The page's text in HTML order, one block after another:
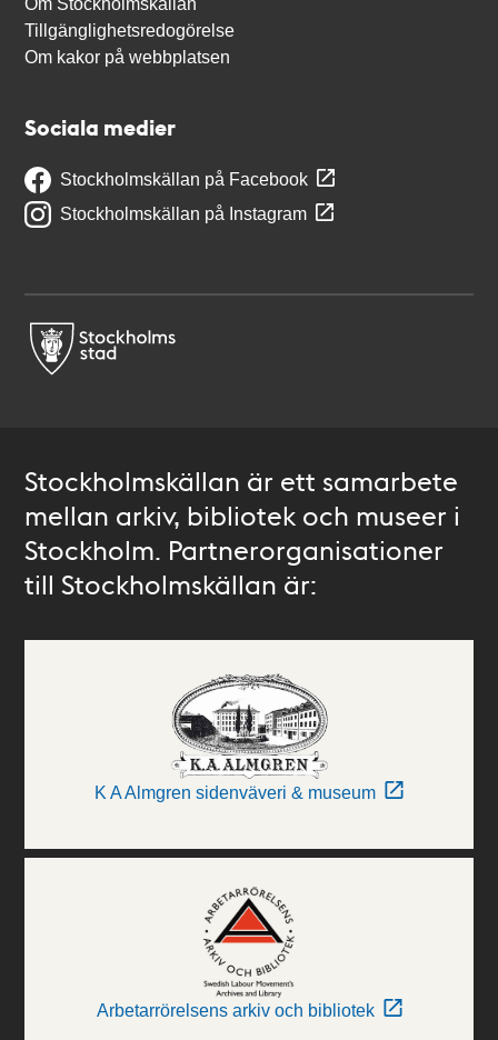
Om Stockholmskällan
Tillgänglighetsredogörelse
Om kakor på webbplatsen
Sociala medier
Stockholmskällan på Facebook
Stockholmskällan på Instagram
Stockholmskällan är ett samarbete
mellan arkiv, bibliotek och museer i
Stockholm. Partnerorganisationer
till Stockholmskällan är:
K A Almgren sidenväveri & museum
Arbetarrörelsens arkiv och bibliotek